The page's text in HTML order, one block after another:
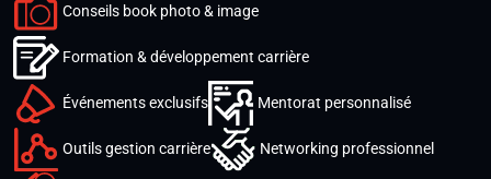
Conseils book photo & image
Formation & développement carrière
Événements exclusifs Mentorat personnalisé
Outils gestion carrière Networking professionnel